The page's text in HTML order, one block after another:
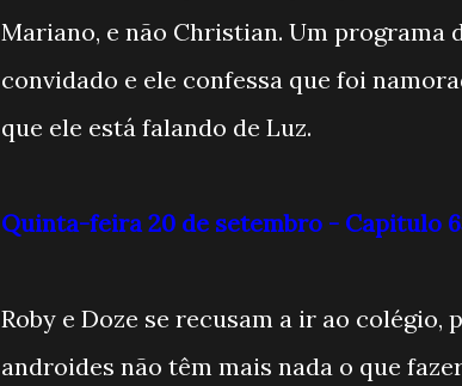
Mariano, e não Christian. Um programa
convidado e ele confessa que foi
que ele está falando de Luz.
Quinta-feira 20 de setembro - Capitulo
Roby e Doze se recusam a ir ao colégio,
androides não têm mais nada o que